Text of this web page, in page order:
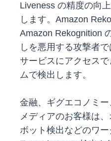
Liveness の精度の向
します。Amazon
Amazon Rekognition
しを悪用する攻撃者
サービスにアクセス
ムで検出します。
金融、ギグエコノミ
メディアのお客様は、
ボット検出などのワ